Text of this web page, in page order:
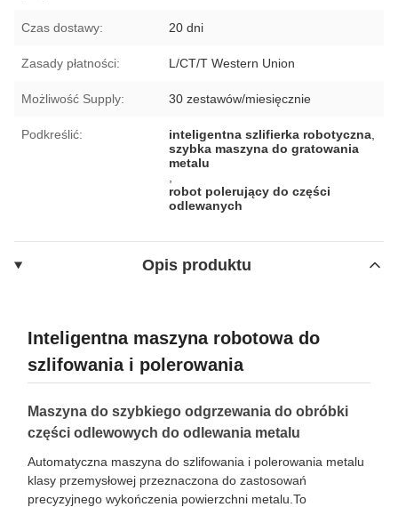
Czas dostawy: 20 dni
Zasady płatności: L/CT/T Western Union
Możliwość Supply: 30 zestawów/miesięcznie
Podkreślić: inteligentna szlifierka robotyczna
szybka maszyna do gratowania
metalu
robot polerujący do części
odlewanych
Opis produktu
Inteligentna maszyna robotowa do
szlifowania i polerowania
Maszyna do szybkiego odgrzewania do obróbki
części odlewowych do odlewania metalu
Automatyczna maszyna do szlifowania i polerowania metalu
klasy przemysłowej przeznaczona do zastosowań
precyzyjnego wykończenia powierzchni metalu.To